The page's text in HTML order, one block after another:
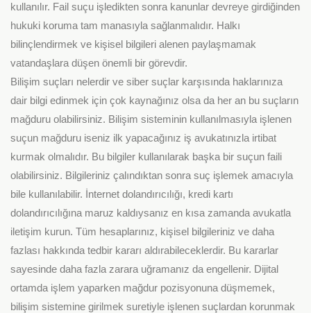
kullanılır. Fail suçu işledikten sonra kanunlar devreye girdiğinden
hukuki koruma tam manasıyla sağlanmalıdır. Halkı
bilinçlendirmek ve kişisel bilgileri alenen paylaşmamak
vatandaşlara düşen önemli bir görevdir.
Bilişim suçları nelerdir ve siber suçlar karşısında haklarınıza
dair bilgi edinmek için çok kaynağınız olsa da her an bu suçların
mağduru olabilirsiniz. Bilişim sisteminin kullanılmasıyla işlenen
suçun mağduru iseniz ilk yapacağınız iş avukatınızla irtibat
kurmak olmalıdır. Bu bilgiler kullanılarak başka bir suçun faili
olabilirsiniz. Bilgileriniz çalındıktan sonra suç işlemek amacıyla
bile kullanılabilir. İnternet dolandırıcılığı, kredi kartı
dolandırıcılığına maruz kaldıysanız en kısa zamanda avukatla
iletişim kurun. Tüm hesaplarınız, kişisel bilgileriniz ve daha
fazlası hakkında tedbir kararı aldırabileceklerdir. Bu kararlar
sayesinde daha fazla zarara uğramanız da engellenir. Dijital
ortamda işlem yaparken mağdur pozisyonuna düşmemek,
bilişim sistemine girilmek suretiyle işlenen suçlardan korunmak